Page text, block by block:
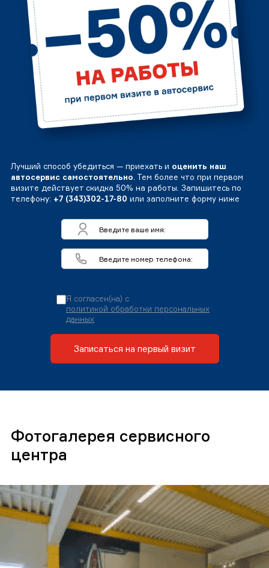
Лучший способ убедиться — приехать и оценить наш
автосервис самостоятельно. Тем более что при первом
визите действует скидка 50% на работы. Запишитесь по
телефону: +7 (343)302-17-80 или заполните форму ниже
Я согласен(на) с
политикой обработки персональных
данных
Записаться на первый визит
Фотогалерея сервисного
центра